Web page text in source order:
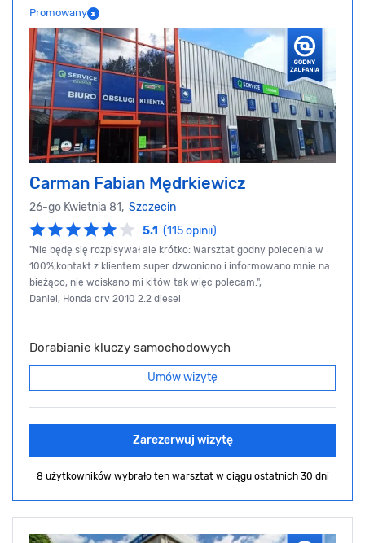
Promowany
Carman Fabian Mędrkiewicz
26-go Kwietnia 81, Szczecin
5.1 (115 opinii)
"Nie będę się rozpisywał ale krótko: Warsztat godny polecenia w
100%,kontakt z klientem super dzwoniono i informowano mnie na
bieżąco, nie wciskano mi kitów tak więc polecam.",
Daniel, Honda crv 2010 2.2 diesel
Dorabianie kluczy samochodowych
Umów wizytę
Zarezerwuj wizytę
8 użytkowników wybrało ten warsztat w ciągu ostatnich 30 dni